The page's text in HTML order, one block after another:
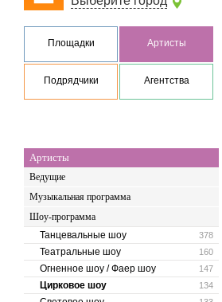
Площадки Артисты
Подрядчики Агентства
Артисты
Ведущие
Музыкальная программа
Шоу-программа
378
Танцевальные шоу
160
Театральные шоу
147
Огненное шоу / Фаер шоу
134
Цирковое шоу